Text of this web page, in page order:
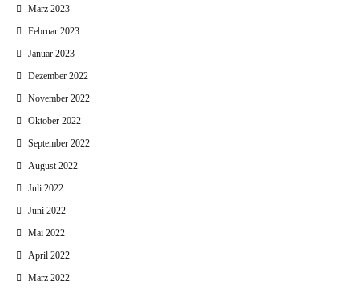
März 2023
Februar 2023
Januar 2023
Dezember 2022
November 2022
Oktober 2022
September 2022
August 2022
Juli 2022
Juni 2022
Mai 2022
April 2022
März 2022